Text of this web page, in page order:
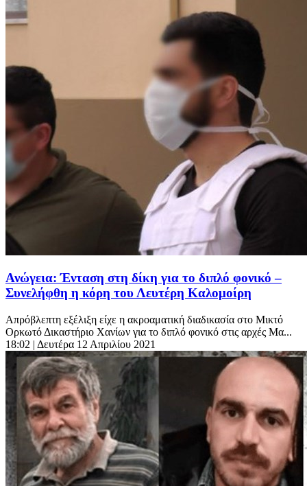
Ανώγεια: Ένταση στη δίκη για το διπλό φονικό –
Συνελήφθη η κόρη του Λευτέρη Καλομοίρη
Απρόβλεπτη εξέλιξη είχε η ακροαματική διαδικασία στο Μικτό
Ορκωτό Δικαστήριο Χανίων για το διπλό φονικό στις αρχές Μα...
18:02 | Δευτέρα 12 Απριλίου 2021